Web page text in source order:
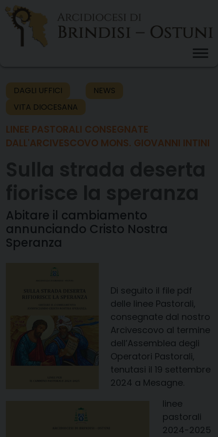
Skip
content
DAGLI UFFICI
NEWS
VITA DIOCESANA
LINEE PASTORALI CONSEGNATE
DALL'ARCIVESCOVO MONS. GIOVANNI INTINI
Abitare il cambiamento
annunciando Cristo Nostra
Speranza
Di seguito il file pdf
delle linee Pastorali,
consegnate dal nostro
Arcivescovo al termine
dell’Assemblea degli
Operatori Pastorali,
tenutasi il 19 settembre
2024 a Mesagne.
linee
pastorali
2024-2025